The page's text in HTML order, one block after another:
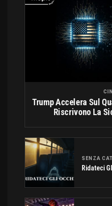
Trump Accelera Sul
Riscrivono La
SENZA
Ridateci